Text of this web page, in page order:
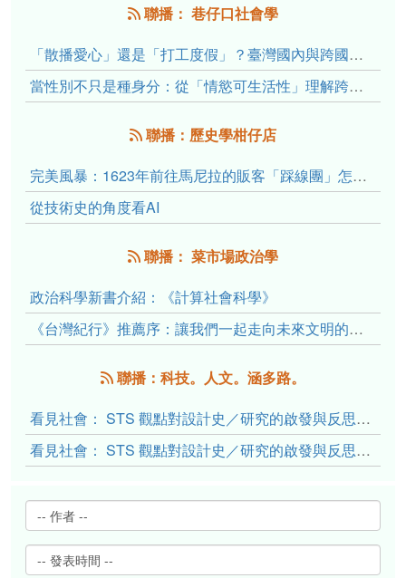
聯播： 巷仔口社會學
「散播愛心」還是「打工度假」？臺灣國內與跨國捐卵的利他修辭、金錢動機與身體代價
當性別不只是種身分：從「情慾可生活性」理解跨性別者的身體、慾望與認同探索
聯播：歷史學柑仔店
完美風暴：1623年前往馬尼拉的販客「踩線團」怎麼會困死於澎湖?
從技術史的角度看AI
聯播： 菜市場政治學
政治科學新書介紹：《計算社會科學》
《台灣紀行》推薦序：讓我們一起走向未來文明的備忘錄
聯播：科技。人文。涵多路。
看見社會： STS 觀點對設計史／研究的啟發與反思（下）
看見社會： STS 觀點對設計史／研究的啟發與反思（上）